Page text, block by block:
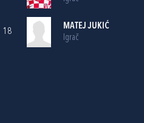
18
MATEJ JUKIĆ
Igrač